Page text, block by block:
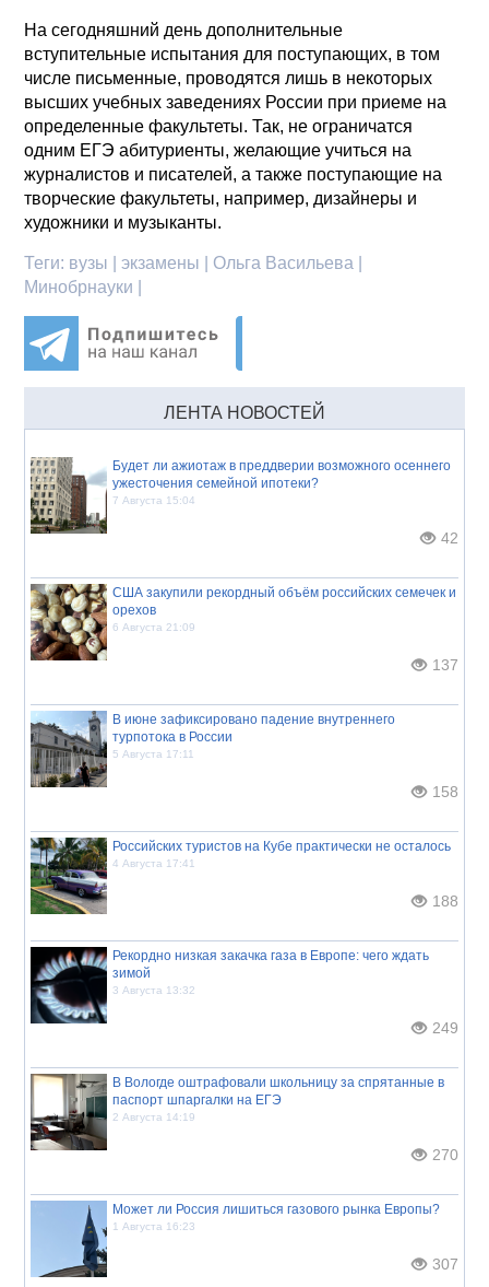
На сегодняшний день дополнительные
вступительные испытания для поступающих, в том
числе письменные, проводятся лишь в некоторых
высших учебных заведениях России при приеме на
определенные факультеты. Так, не ограничатся
одним ЕГЭ абитуриенты, желающие учиться на
журналистов и писателей, а также поступающие на
творческие факультеты, например, дизайнеры и
художники и музыканты.
Теги: вузы | экзамены | Ольга Васильева |
Минобрнауки |
ЛЕНТА НОВОСТЕЙ
Будет ли ажиотаж в преддверии возможного осеннего
ужесточения семейной ипотеки?
7 Августа 15:04
42
США закупили рекордный объём российских семечек и
орехов
6 Августа 21:09
137
В июне зафиксировано падение внутреннего
турпотока в России
5 Августа 17:11
158
Российских туристов на Кубе практически не осталось
4 Августа 17:41
188
Рекордно низкая закачка газа в Европе: чего ждать
зимой
3 Августа 13:32
249
В Вологде оштрафовали школьницу за спрятанные в
паспорт шпаргалки на ЕГЭ
2 Августа 14:19
270
Может ли Россия лишиться газового рынка Европы?
1 Августа 16:23
307